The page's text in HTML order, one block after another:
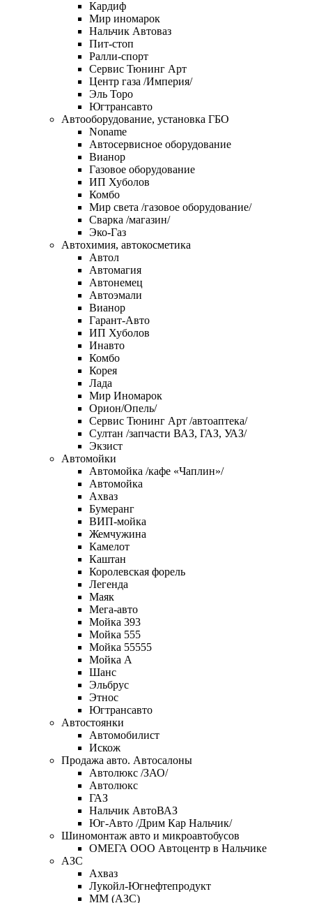
Кардиф
Мир иномарок
Нальчик Автоваз
Пит-стоп
Ралли-спорт
Сервис Тюнинг Арт
Центр газа /Империя/
Эль Торо
Югтрансавто
Автооборудование, установка ГБО
Noname
Автосервисное оборудование
Вианор
Газовое оборудование
ИП Хуболов
Комбо
Мир света /газовое оборудование/
Сварка /магазин/
Эко-Газ
Автохимия, автокосметика
Автол
Автомагия
Автонемец
Автоэмали
Вианор
Гарант-Авто
ИП Хуболов
Инавто
Комбо
Корея
Лада
Мир Иномарок
Орион/Опель/
Сервис Тюнинг Арт /автоаптека/
Султан /запчасти ВАЗ, ГАЗ, УАЗ/
Экзист
Автомойки
Автомойка /кафе «Чаплин»/
Автомойка
Ахваз
Бумеранг
ВИП-мойка
Жемчужина
Камелот
Каштан
Королевская форель
Легенда
Маяк
Мега-авто
Мойка 393
Мойка 555
Мойка 55555
Мойка А
Шанс
Эльбрус
Этнос
Югтрансавто
Автостоянки
Автомобилист
Искож
Продажа авто. Автосалоны
Автолюкс /ЗАО/
Автолюкс
ГАЗ
Нальчик АвтоВАЗ
Юг-Авто /Дрим Кар Нальчик/
Шиномонтаж авто и микроавтобусов
ОМЕГА OOO Автоцентр в Нальчике
АЗС
Ахваз
Лукойл-Югнефтепродукт
ММ (АЗС)